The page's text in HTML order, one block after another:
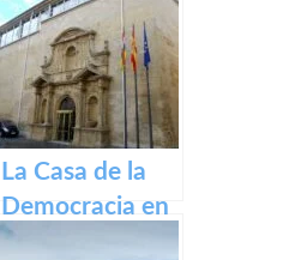
recorrido por el
pueblo riojano
La Casa de la
Democracia en
Logroño: El